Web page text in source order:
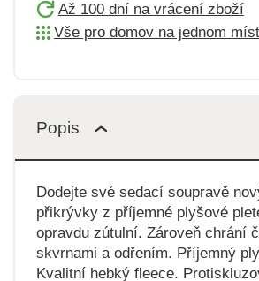
Až 100 dní na vrácení zboží
Vše pro domov na jednom
Popis
Dodejte své sedací soupravě
přikrývky z příjemné plyšové
opravdu zútulní. Zároveň chrání
skvrnami a odřením. Příjemný
Kvalitní hebký fleece.